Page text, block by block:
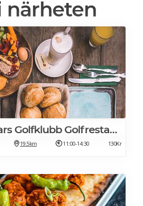
närheten
Surahammars Golfklubb Golfrestaurang
19.5km 11:00-14:30 130Kr